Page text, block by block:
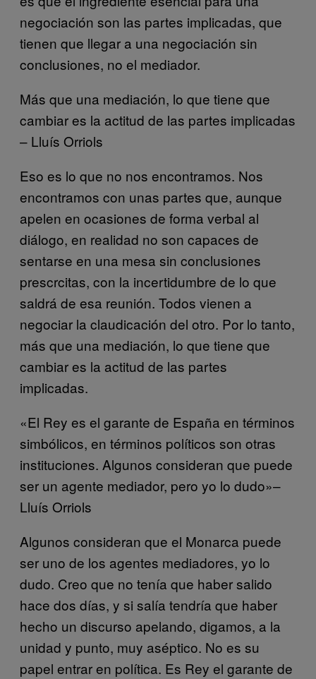
negociación son las partes implicadas, que
tienen que llegar a una negociación sin
conclusiones, no el mediador.
Más que una mediación, lo que tiene que
cambiar es la actitud de las partes implicadas
– Lluís Orriols
Eso es lo que no nos encontramos. Nos
encontramos con unas partes que, aunque
apelen en ocasiones de forma verbal al
diálogo, en realidad no son capaces de
sentarse en una mesa sin conclusiones
prescrcitas, con la incertidumbre de lo que
saldrá de esa reunión. Todos vienen a
negociar la claudicación del otro. Por lo tanto,
más que una mediación, lo que tiene que
cambiar es la actitud de las partes
implicadas.
«El Rey es el garante de España en términos
simbólicos, en términos políticos son otras
instituciones. Algunos consideran que puede
ser un agente mediador, pero yo lo dudo»–
Lluís Orriols
Algunos consideran que el Monarca puede
ser uno de los agentes mediadores, yo lo
dudo. Creo que no tenía que haber salido
hace dos días, y si salía tendría que haber
hecho un discurso apelando, digamos, a la
unidad y punto, muy aséptico. No es su
papel entrar en política. Es Rey el garante de